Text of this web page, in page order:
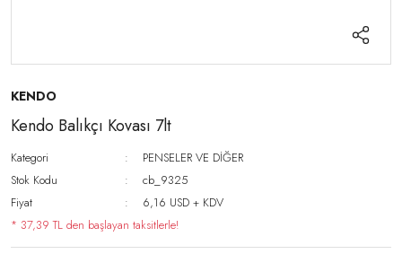
KENDO
Kendo Balıkçı Kovası 7lt
Kategori
PENSELER VE DİĞER
Stok Kodu
cb_9325
Fiyat
6,16 USD + KDV
* 37,39 TL den başlayan taksitlerle!